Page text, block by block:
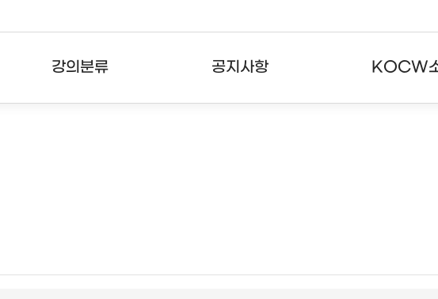
강의분류 공지사항 KOCW